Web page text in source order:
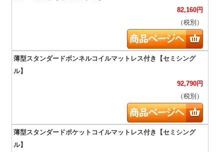
82,160円
（税別）
92,790円
（税別）